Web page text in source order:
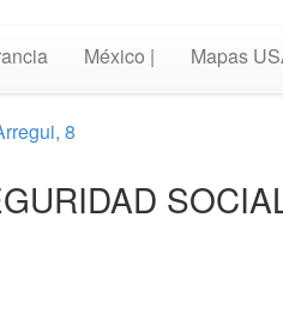
México | Mapas
8